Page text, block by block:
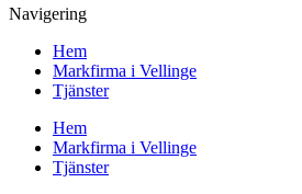
Navigering
Hem
Markfirma i Vellinge
Tjänster
Hem
Markfirma i Vellinge
Tjänster